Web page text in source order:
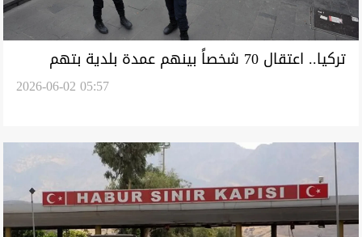
تركيا.. اعتقال 70 شخصاً بينهم عمدة بلدية بتهم
2026-06-02 05:57